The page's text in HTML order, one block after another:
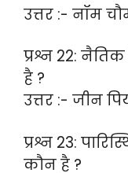
उत्तर :- नॉम
प्रश्न 22:
है ?
उत्तर :- जीन
प्रश्न 23:
कौन है ?